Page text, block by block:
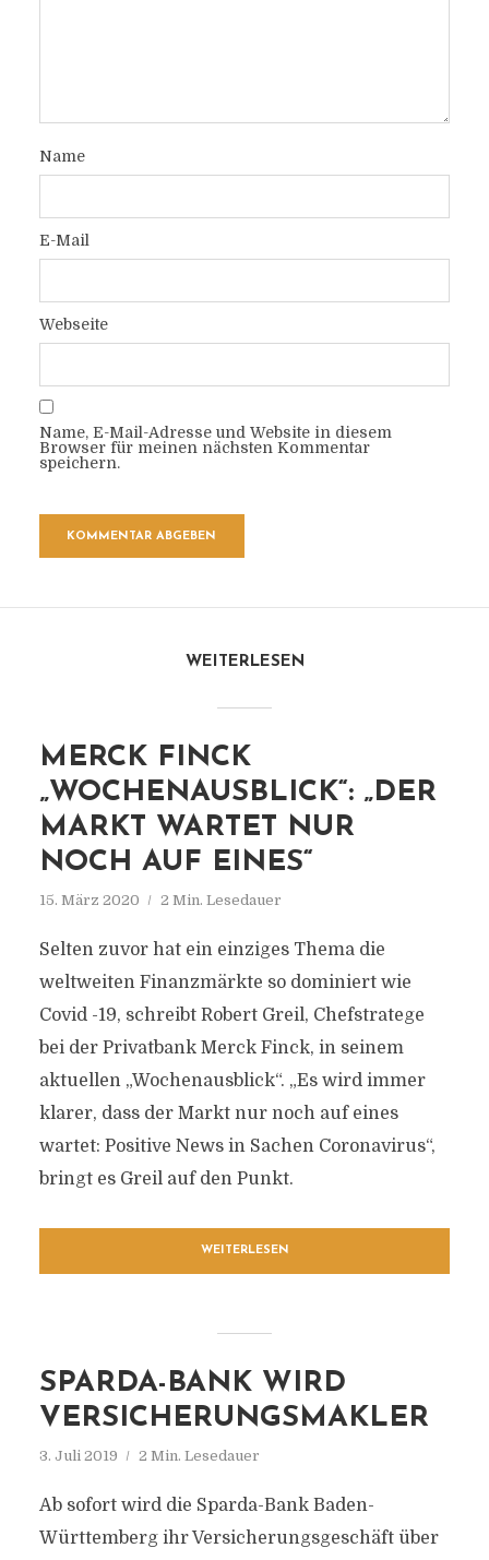
Name
E-Mail
Webseite
Name, E-Mail-Adresse und Website in diesem
Browser für meinen nächsten Kommentar
speichern.
WEITERLESEN
MERCK FINCK
„WOCHENAUSBLICK“: „DER
MARKT WARTET NUR
NOCH AUF EINES“
15. März 2020 2 Min. Lesedauer
Selten zuvor hat ein einziges Thema die
weltweiten Finanzmärkte so dominiert wie
Covid -19, schreibt Robert Greil, Chefstratege
bei der Privatbank Merck Finck, in seinem
aktuellen „Wochenausblick“. „Es wird immer
klarer, dass der Markt nur noch auf eines
wartet: Positive News in Sachen Coronavirus“,
bringt es Greil auf den Punkt.
WEITERLESEN
SPARDA-BANK WIRD
VERSICHERUNGSMAKLER
3. Juli 2019 2 Min. Lesedauer
Ab sofort wird die Sparda-Bank Baden-
Württemberg ihr Versicherungsgeschäft über